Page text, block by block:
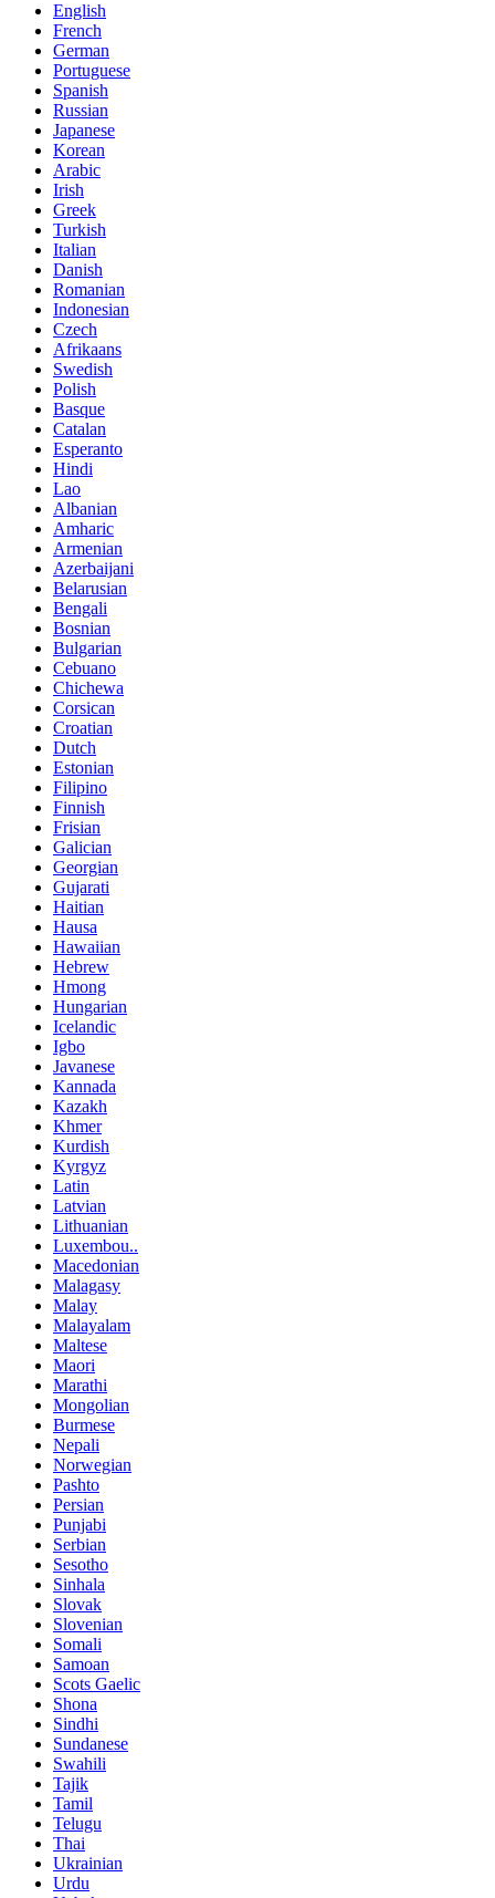
English
French
German
Portuguese
Spanish
Russian
Japanese
Korean
Arabic
Irish
Greek
Turkish
Italian
Danish
Romanian
Indonesian
Czech
Afrikaans
Swedish
Polish
Basque
Catalan
Esperanto
Hindi
Lao
Albanian
Amharic
Armenian
Azerbaijani
Belarusian
Bengali
Bosnian
Bulgarian
Cebuano
Chichewa
Corsican
Croatian
Dutch
Estonian
Filipino
Finnish
Frisian
Galician
Georgian
Gujarati
Haitian
Hausa
Hawaiian
Hebrew
Hmong
Hungarian
Icelandic
Igbo
Javanese
Kannada
Kazakh
Khmer
Kurdish
Kyrgyz
Latin
Latvian
Lithuanian
Luxembou..
Macedonian
Malagasy
Malay
Malayalam
Maltese
Maori
Marathi
Mongolian
Burmese
Nepali
Norwegian
Pashto
Persian
Punjabi
Serbian
Sesotho
Sinhala
Slovak
Slovenian
Somali
Samoan
Scots Gaelic
Shona
Sindhi
Sundanese
Swahili
Tajik
Tamil
Telugu
Thai
Ukrainian
Urdu